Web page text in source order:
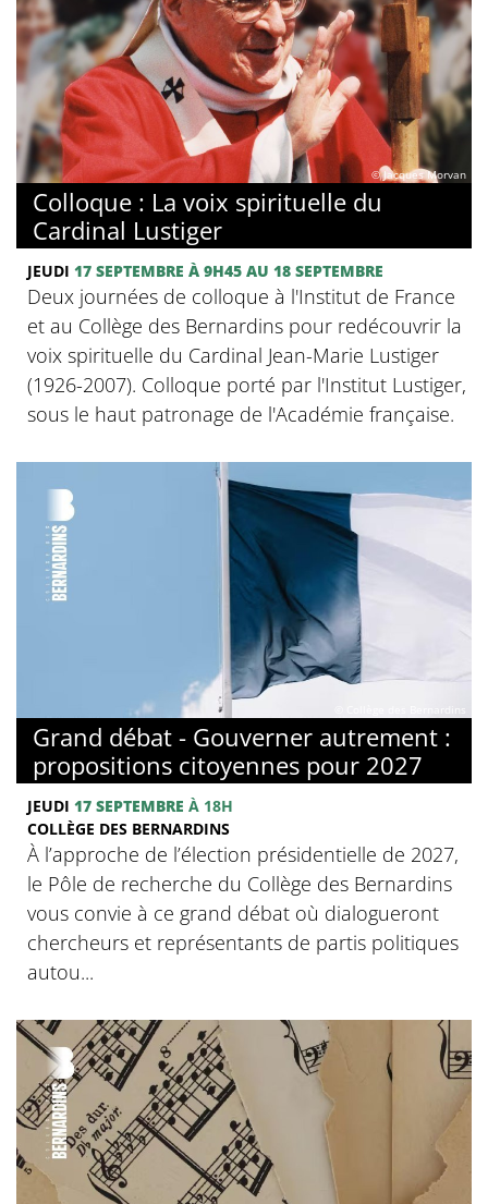
© Jacques Morvan
Colloque : La voix spirituelle du
Cardinal Lustiger
JEUDI 17 SEPTEMBRE À 9H45 AU 18 SEPTEMBRE
Deux journées de colloque à l'Institut de France
et au Collège des Bernardins pour redécouvrir la
voix spirituelle du Cardinal Jean-Marie Lustiger
(1926-2007). Colloque porté par l'Institut Lustiger,
sous le haut patronage de l'Académie française.
Grand débat - Gouverner autrement :
propositions citoyennes pour 2027
JEUDI 17 SEPTEMBRE À 18H
COLLÈGE DES BERNARDINS
À l’approche de l’élection présidentielle de 2027,
le Pôle de recherche du Collège des Bernardins
vous convie à ce grand débat où dialogueront
chercheurs et représentants de partis politiques
autou...